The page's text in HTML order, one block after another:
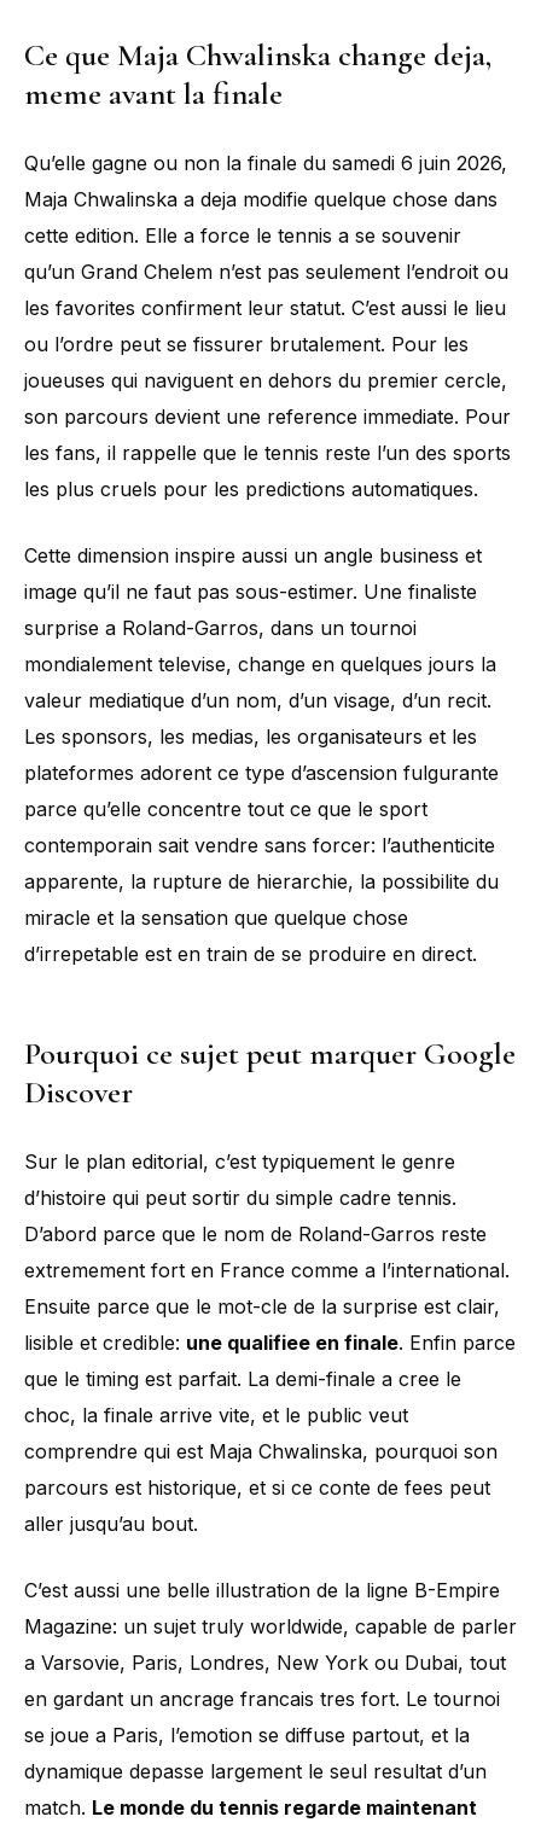
Ce que Maja Chwalinska change deja,
meme avant la finale
Qu’elle gagne ou non la finale du samedi 6 juin 2026,
Maja Chwalinska a deja modifie quelque chose dans
cette edition. Elle a force le tennis a se souvenir
qu’un Grand Chelem n’est pas seulement l’endroit ou
les favorites confirment leur statut. C’est aussi le lieu
ou l’ordre peut se fissurer brutalement. Pour les
joueuses qui naviguent en dehors du premier cercle,
son parcours devient une reference immediate. Pour
les fans, il rappelle que le tennis reste l’un des sports
les plus cruels pour les predictions automatiques.
Cette dimension inspire aussi un angle business et
image qu’il ne faut pas sous-estimer. Une finaliste
surprise a Roland-Garros, dans un tournoi
mondialement televise, change en quelques jours la
valeur mediatique d’un nom, d’un visage, d’un recit.
Les sponsors, les medias, les organisateurs et les
plateformes adorent ce type d’ascension fulgurante
parce qu’elle concentre tout ce que le sport
contemporain sait vendre sans forcer: l’authenticite
apparente, la rupture de hierarchie, la possibilite du
miracle et la sensation que quelque chose
d’irrepetable est en train de se produire en direct.
Pourquoi ce sujet peut marquer Google
Discover
Sur le plan editorial, c’est typiquement le genre
d’histoire qui peut sortir du simple cadre tennis.
D’abord parce que le nom de Roland-Garros reste
extremement fort en France comme a l’international.
Ensuite parce que le mot-cle de la surprise est clair,
lisible et credible: une qualifiee en finale. Enfin parce
que le timing est parfait. La demi-finale a cree le
choc, la finale arrive vite, et le public veut
comprendre qui est Maja Chwalinska, pourquoi son
parcours est historique, et si ce conte de fees peut
aller jusqu’au bout.
C’est aussi une belle illustration de la ligne B-Empire
Magazine: un sujet truly worldwide, capable de parler
a Varsovie, Paris, Londres, New York ou Dubai, tout
en gardant un ancrage francais tres fort. Le tournoi
se joue a Paris, l’emotion se diffuse partout, et la
dynamique depasse largement le seul resultat d’un
match. Le monde du tennis regarde maintenant